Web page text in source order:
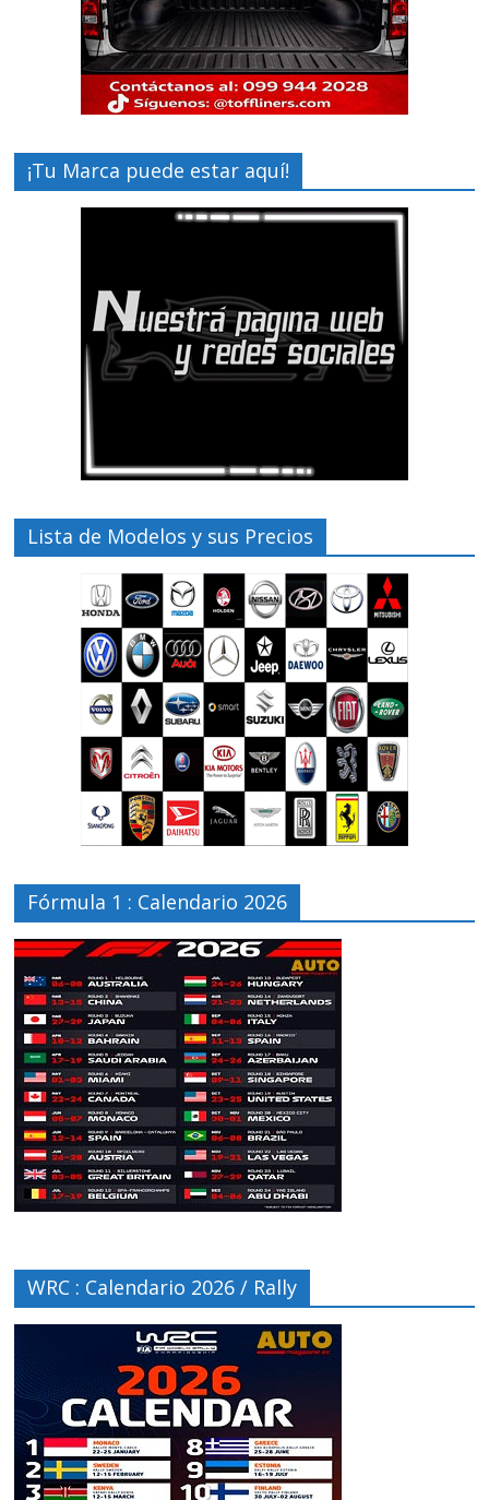
¡Tu Marca puede estar aquí!
Lista de Modelos y sus Precios
Fórmula 1 : Calendario 2026
WRC : Calendario 2026 / Rally